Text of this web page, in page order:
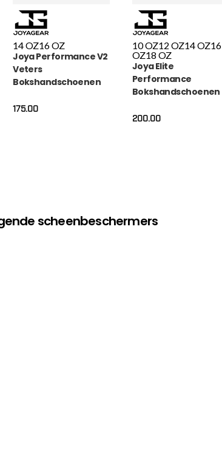
14 OZ16 OZ
Joya Performance V2
Veters
Bokshandschoenen
175.00
10 OZ12 OZ14 OZ16
OZ18 OZ
Joya Elite
Performance
Bokshandschoenen
200.00
scheenbeschermers